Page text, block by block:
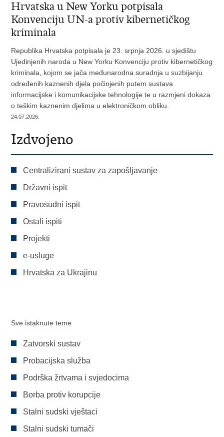
Hrvatska u New Yorku potpisala
Konvenciju UN-a protiv kibernetičkog
kriminala
Republika Hrvatska potpisala je 23. srpnja 2026. u sjedištu
Ujedinjenih naroda u New Yorku Konvenciju protiv kibernetičkog
kriminala, kojom se jača međunarodna suradnja u suzbijanju
određenih kaznenih djela počinjenih putem sustava
informacijske i komunikacijske tehnologije te u razmjeni dokaza
o teškim kaznenim djelima u elektroničkom obliku.
24.07.2026.
Izdvojeno
Centralizirani sustav za zapošljavanje
Državni ispit
Pravosudni ispit
Ostali ispiti
Projekti
e-usluge
Hrvatska za Ukrajinu
Sve istaknute teme
Zatvorski sustav
Probacijska služba
Podrška žrtvama i svjedocima
Borba protiv korupcije
Stalni sudski vještaci
Stalni sudski tumači